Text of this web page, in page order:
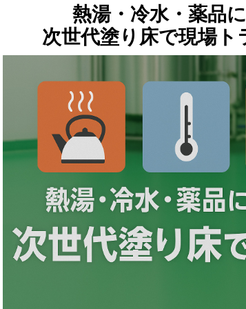
熱湯・冷水・薬品
次世代塗り床で現場ト